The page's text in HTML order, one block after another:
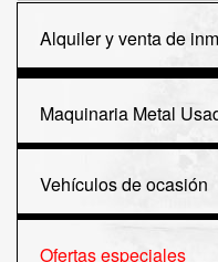
Alquiler y venta de
Maquinaria Metal
Vehículos de ocasión
Ofertas especiales